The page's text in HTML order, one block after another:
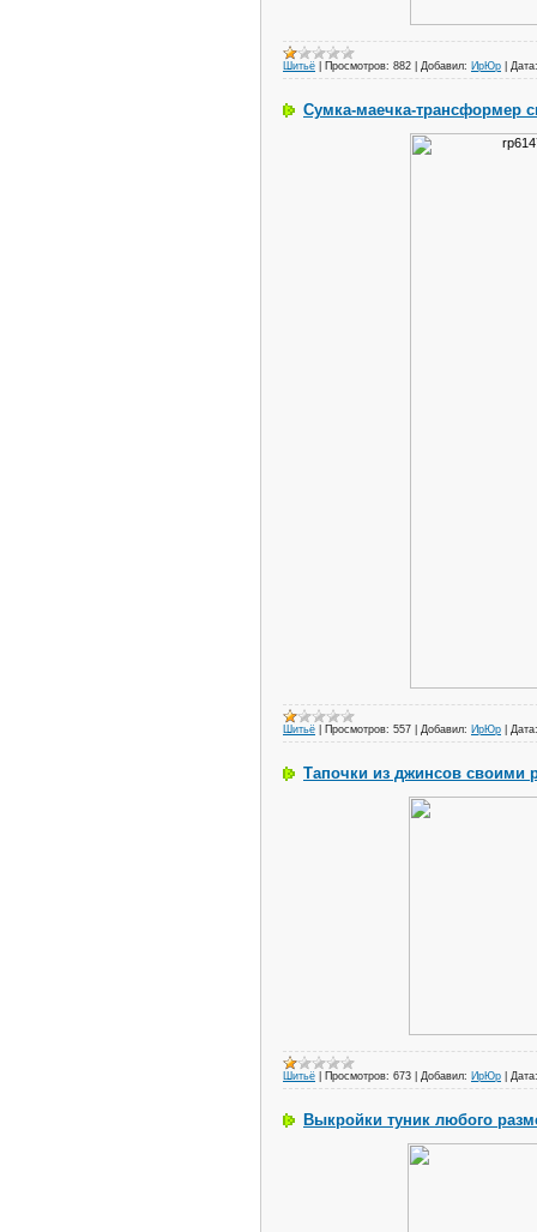
Шитьё Просмотров: 882 Добавил: ИрЮр Дата:
Сумка-маечка-трансформер
Шитьё Просмотров: 557 Добавил: ИрЮр Дата:
Тапочки из джинсов своими
Шитьё Просмотров: 673 Добавил: ИрЮр Дата:
Выкройки туник любого